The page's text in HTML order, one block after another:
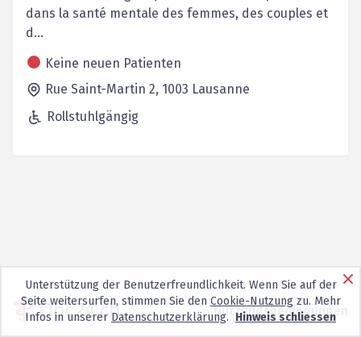
dans la santé mentale des femmes, des couples et
d...
Keine neuen Patienten
Rue Saint-Martin 2, 1003 Lausanne
Rollstuhlgängig
Nutzungsbedingungen
Unterstützung der Benutzerfreundlichkeit. Wenn Sie auf der
Seite weitersurfen, stimmen Sie den Cookie-Nutzungzu. Mehr
Infos in unserer Datenschutzerklärung. Hinweis schliessen